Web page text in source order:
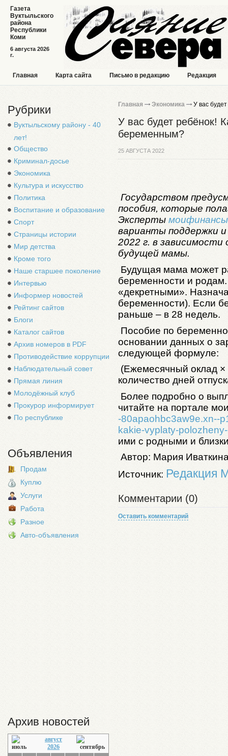
6 августа 2026
г.
Газета
Вуктыльского
района
Республики
Коми
Главная Карта сайта Письмо в редакцию Редакция
Рубрики
Вуктыльскому району - 40
лет!
Общество
Криминал-досье
Экономика
Культура и искусство
Политика
Воспитание и образование
Спорт
Страницы истории
Мир детства
Кроме того
Наше старшее поколение
Интервью
Информер новостей
Рейтинг сайтов
Блоги
Каталог сайтов
Архив номеров в PDF
Противодействие коррупции
Наблюдательный совет
Прямая линия
Молодёжный клуб
Прокурор информирует
По республике
Объявления
Продам
Куплю
Услуги
Работа
Разное
Авто-объявления
Архив новостей
август
2026
Главная Экономика У вас
У вас будет ребёнок!
беременным?
25 АВГУСТА 2022
Государством
пособия, которые
Эксперты
варианты поддержки
2022 г. в
будущей мамы.
Будущая мама может
беременности и
«декретными».
беременности). Если
раньше – в 28 недель.
Пособие по
основании данных о
следующей формуле:
(Ежемесячный оклад
количество дней
Более подробно о
читайте на портале
-80apaohbc3aw9e.xn--
kakie-vyplaty-
ими с родными и
Автор: Мария
Источник: Редакция
Комментарии (0)
Оставить комментарий